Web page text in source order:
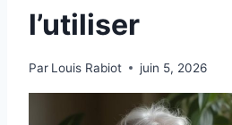
l’utiliser
Par Louis Rabiot juin 5, 2026